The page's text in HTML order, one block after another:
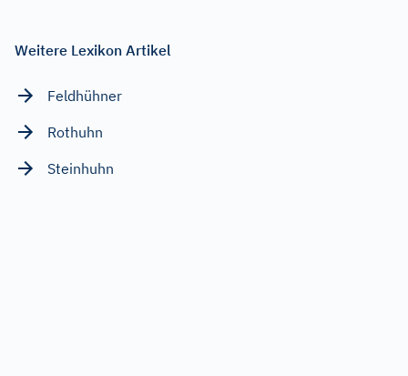
Weitere Lexikon Artikel
Feldhühner
Rothuhn
Steinhuhn